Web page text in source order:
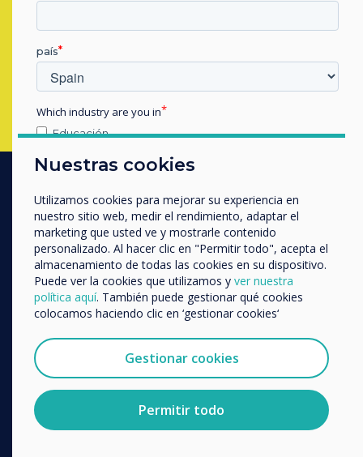
PRODUCTOS
Digital Ecosystem
Interactive Displays
Commercial Displays
Digital Signage
Room Booking
Software
Accessories
Collaboration
Nuestras cookies
Utilizamos cookies para mejorar su experiencia en
nuestro sitio web, medir el rendimiento, adaptar el
marketing que usted ve y mostrarle contenido
personalizado. Al hacer clic en "Permitir todo", acepta el
almacenamiento de todas las cookies en su dispositivo.
Puede ver la cookies que utilizamos y ver nuestra
política aquí. También puede gestionar qué cookies
colocamos haciendo clic en ‘gestionar cookies‘
Gestionar cookies
Permitir todo
país
Which industry are you in
Educación
Otros
nombre de empresa
Nos gustaría comunicarnos con usted acerca de
nuestros productos y servicios por correo electrónico,
teléfono o correo postal.
Acepto recibir otras comunicaciones de
Puedes darte de baja de estas comunicaciones en
cualquier momento. Para obtener más información
sobre cómo darte de baja, nuestras prácticas de
privacidad y cómo nos comprometemos a proteger y
respetar tu privacidad, consulta nuestra